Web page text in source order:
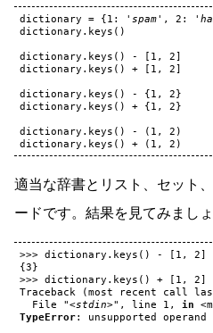
dictionary = { 1 : 'spam' , 2 :
dictionary . keys ()
dictionary . keys () - 1 , 2
dictionary . keys () + 1 , 2
dictionary . keys () - { 1 , 2 }
dictionary . keys () + { 1 , 2 }
dictionary . keys () - ( 1 , 2 )
dictionary . keys () + ( 1 , 2 )
適当な辞書とリスト、セット
ードです。結果を見てみましょ
>>> dictionary . keys () - [ 1 , 2]
{3}
>>> dictionary . keys () + [ 1 , 2]
Traceback
(most recent call
File
"<stdin>" , line 1 , in <
TypeError: unsupported operand